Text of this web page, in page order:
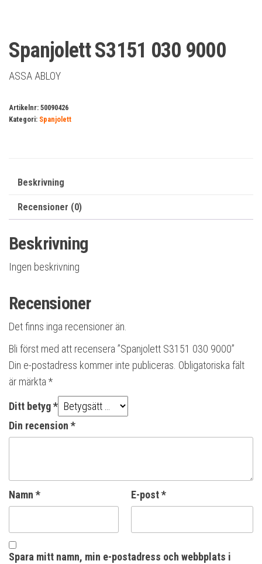
Spanjolett S3151 030 9000
ASSA ABLOY
Artikelnr: 50090426
Kategori: Spanjolett
Beskrivning
Recensioner (0)
Beskrivning
Ingen beskrivning
Recensioner
Det finns inga recensioner än.
Bli först med att recensera ”Spanjolett S3151 030 9000”
Din e-postadress kommer inte publiceras. Obligatoriska fält
är märkta *
Ditt betyg*
Din recension *
Namn * E-post*
Spara mitt namn, min e-postadress och webbplats i